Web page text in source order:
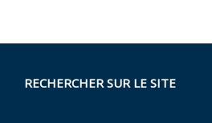
RECHERCHER SUR LE SITE